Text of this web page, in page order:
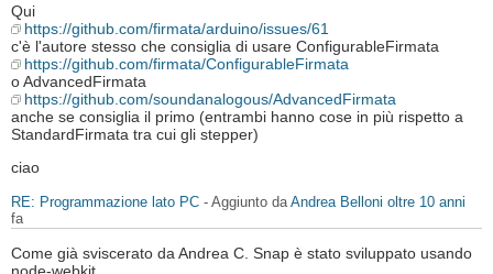
Qui
https://github.com/firmata/arduino/issues/61
c'è l'autore stesso che consiglia di usare ConfigurableFirmata
https://github.com/firmata/ConfigurableFirmata
o AdvancedFirmata
https://github.com/soundanalogous/AdvancedFirmata
anche se consiglia il primo (entrambi hanno cose in più rispetto a
StandardFirmata tra cui gli stepper)
ciao
RE: Programmazione lato PC - Aggiunto da Andrea Belloni oltre 10 anni
fa
Come già sviscerato da Andrea C. Snap è stato sviluppato usando
node-webkit